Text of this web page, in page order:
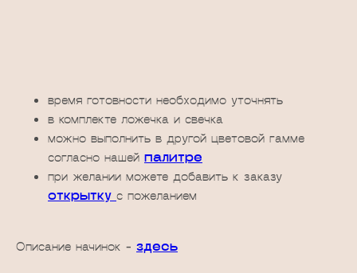
время готовности необходимо уточнять
в комплекте ложечка и свечка
можно выполнить в другой цветовой гамме
согласно нашей палитре
при желании можете добавить к заказу
открытку с пожеланием
Описание начинок - здесь